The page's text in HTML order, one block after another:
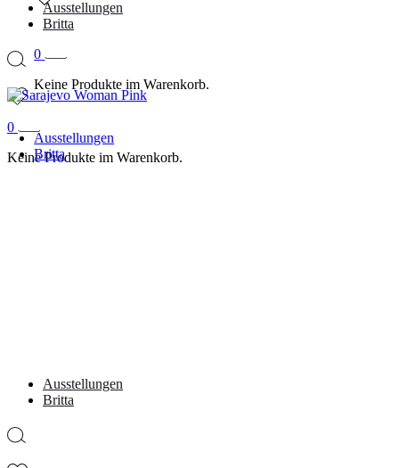
Ausstellungen
Britta
0
Keine Produkte im Warenkorb.
Ausstellungen
Britta
0
Keine Produkte im Warenkorb.
Ausstellungen
Britta